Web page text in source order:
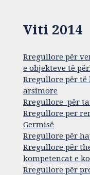
Viti 2014
Rregullore për
e objekteve të
Rregullore për
arsimore
Rregullore për
Rregullore per
Germisë
Rregullore për
Rregullore për
kompetencat e
Rregullore për